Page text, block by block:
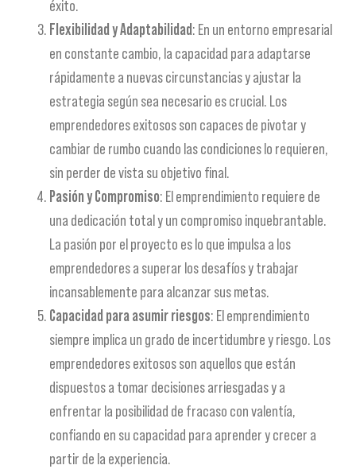
éxito.
Flexibilidad y Adaptabilidad: En un entorno empresarial
en constante cambio, la capacidad para adaptarse
rápidamente a nuevas circunstancias y ajustar la
estrategia según sea necesario es crucial. Los
emprendedores exitosos son capaces de pivotar y
cambiar de rumbo cuando las condiciones lo requieren,
sin perder de vista su objetivo final.
Pasión y Compromiso: El emprendimiento requiere de
una dedicación total y un compromiso inquebrantable.
La pasión por el proyecto es lo que impulsa a los
emprendedores a superar los desafíos y trabajar
incansablemente para alcanzar sus metas.
Capacidad para asumir riesgos: El emprendimiento
siempre implica un grado de incertidumbre y riesgo. Los
emprendedores exitosos son aquellos que están
dispuestos a tomar decisiones arriesgadas y a
enfrentar la posibilidad de fracaso con valentía,
confiando en su capacidad para aprender y crecer a
partir de la experiencia.